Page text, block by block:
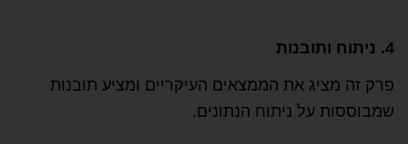
4. ניתוח ותובנות
פרק זה מציג את הממצאים העיקריים ומציע תובנות
שמבוססות על ניתוח הנתונים.